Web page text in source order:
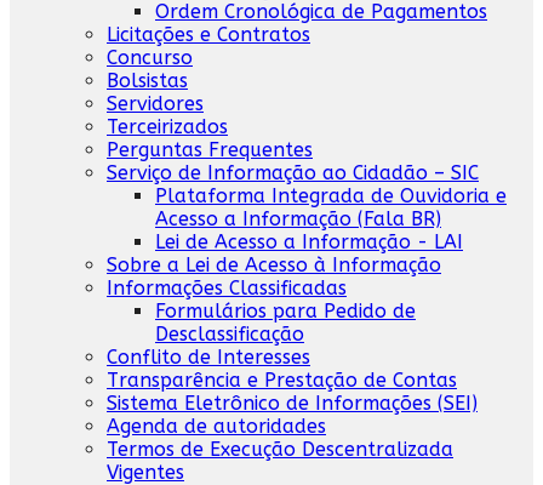
Ordem Cronológica de Pagamentos
Licitações e Contratos
Concurso
Bolsistas
Servidores
Terceirizados
Perguntas Frequentes
Serviço de Informação ao Cidadão – SIC
Plataforma Integrada de Ouvidoria e
Acesso a Informação (Fala BR)
Lei de Acesso a Informação - LAI
Sobre a Lei de Acesso à Informação
Informações Classificadas
Formulários para Pedido de
Desclassificação
Conflito de Interesses
Transparência e Prestação de Contas
Sistema Eletrônico de Informações (SEI)
Agenda de autoridades
Termos de Execução Descentralizada
Vigentes